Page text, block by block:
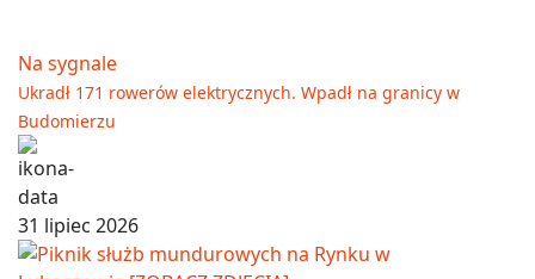
Na sygnale
Ukradł 171 rowerów elektrycznych. Wpadł na granicy w
Budomierzu
31 lipiec 2026